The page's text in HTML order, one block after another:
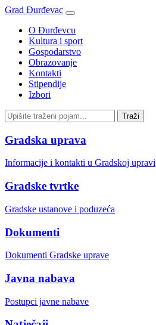
Grad Đurđevac
O Đurđevcu
Kultura i sport
Gospodarstvo
Obrazovanje
Kontakti
Stipendije
Izbori
Gradska uprava
Informacije i kontakti u Gradskoj upravi
Gradske tvrtke
Gradske ustanove i poduzeća
Dokumenti
Dokumenti Gradske uprave
Javna nabava
Postupci javne nabave